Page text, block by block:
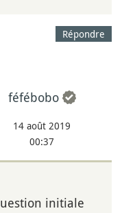
Répondre
féfébobo
14 août 2019
00:37
initiale